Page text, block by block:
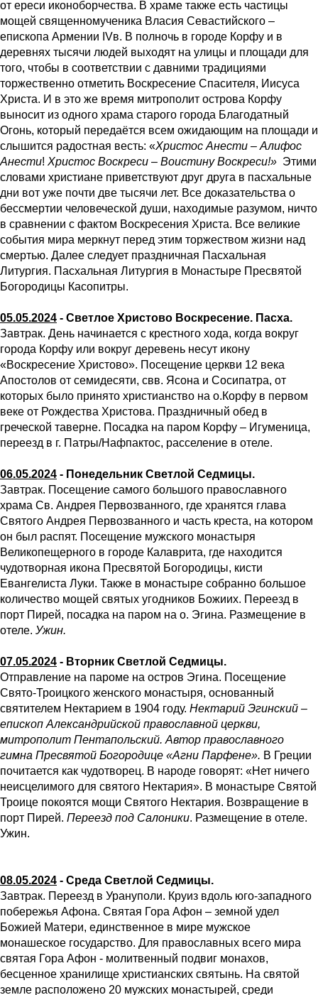
от ереси иконоборчества. В храме также есть частицы
мощей священномученика Власия Севастийского –
епископа Армении IVв. В полночь в городе Корфу и в
деревнях тысячи людей выходят на улицы и площади для
того, чтобы в соответствии с давними традициями
торжественно отметить Воскресение Спасителя, Иисуса
Христа. И в это же время митрополит острова Корфу
выносит из одного храма старого города Благодатный
Огонь, который передаётся всем ожидающим на площади и
слышится радостная весть: «Христос Анести – Алифос
Анести! Христос Воскреси – Воистину Воскреси!» Этими
словами христиане приветствуют друг друга в пасхальные
дни вот уже почти две тыcячи лет. Все доказательства о
бессмертии человеческой души, находимые разумом, ничто
в сравнении с фактом Воскресения Христа. Все великие
события мира меркнут перед этим торжеством жизни над
смертью. Далее следует праздничная Пасхальная
Литургия. Пасхальная Литургия в Монастыре Пресвятой
Богородицы Касопитры.
05.05.2024 - Светлое Христово Воскресение. Пасха.
Завтрак. День начинается с крестного хода, когда вокруг
города Корфу или вокруг деревень несут икону
«Воскресение Христово». Посещение церкви 12 века
Апостолов от семидесяти, свв. Ясона и Сосипатра, от
которых было принято христианство на о.Корфу в первом
веке от Рождества Христова. Праздничный обед в
греческой таверне. Посадка на паром Корфу – Игуменица,
переезд в г. Патры/Нафпактос, расселение в отеле.
06.05.2024 - Понедельник Светлой Седмицы.
Завтрак. Посещение самого большого православного
храма Св. Андрея Первозванного, где хранятся глава
Святого Андрея Первозванного и часть креста, на котором
он был распят. Посещение мужского монастыря
Великопещерного в городе Калаврита, где находится
чудотворная икона Пресвятой Богородицы, кисти
Евангелиста Луки. Также в монастыре собранно большое
количество мощей святых угодников Божиих. Переезд в
порт Пирей, посадка на паром на о. Эгина. Размещение в
отеле. Ужин.
07.05.2024 - Вторник Светлой Седмицы.
Отправление на пароме на остров Эгина. Посещение
Свято-Троицкого женского монастыря, основанный
святителем Нектарием в 1904 году. Нектарий Эгинский –
епископ Александрийской православной церкви,
митрополит Пентапольский. Автор православного
гимна Пресвятой Богородице «Агни Парфене». В Греции
почитается как чудотворец. В народе говорят: «Нет ничего
неисцелимого для святого Нектария». В монастыре Святой
Троице покоятся мощи Святого Нектария. Возвращение в
порт Пирей. Переезд под Салоники. Размещение в отеле.
Ужин.
08.05.2024 - Среда Светлой Седмицы.
Завтрак. Переезд в Урануполи. Круиз вдоль юго-западного
побережья Афона. Святая Гора Афон – земной удел
Божией Матери, единственное в мире мужское
монашеское государство. Для православных всего мира
святая Гора Афон - молитвенный подвиг монахов,
бесценное хранилище христианских святынь. На святой
земле расположено 20 мужских монастырей, среди